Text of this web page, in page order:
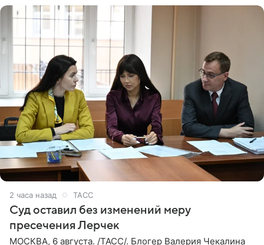
2 часа назад ТАСС
Суд оставил без изменений меру
пресечения Лерчек
МОСКВА, 6 августа. /ТАСС/. Блогер Валерия Чекалина